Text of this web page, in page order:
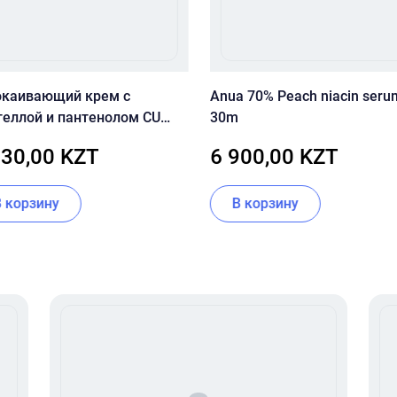
крем с
и пантенолом CU
Cream 70 мл
KZT
В корзину
Anua 70% Peach niacin
30m
6 900,00 KZT
В корзину